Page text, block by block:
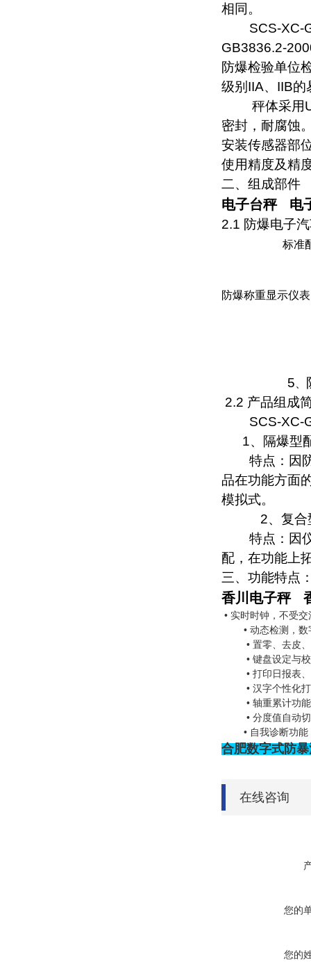
相同。
SCS-XC-
GB3836.2-
防爆检验单位
级别 IIA、 IIB的
秤体采用
密封，耐腐蚀
安装传感器部
使用精度及精
二、 组成部件
电子台秤 电
2.1 防爆电子
标准
防爆称重显示仪表
5
2.2 产品组成
SCS-XC-
1、隔爆型
特点： 因
品在功能方面
模拟式。
2、复
特点： 因
配，在功能上
三、功能特点
香川电子秤
• 实时时钟，不受
• 动态检测，
• 置零、去皮
• 键盘设定与
• 打印日报表
• 汉字个性化
• 轴重累计功
• 分度值自动
• 自我诊断功
合肥数字式防
在线咨询
您的
您的